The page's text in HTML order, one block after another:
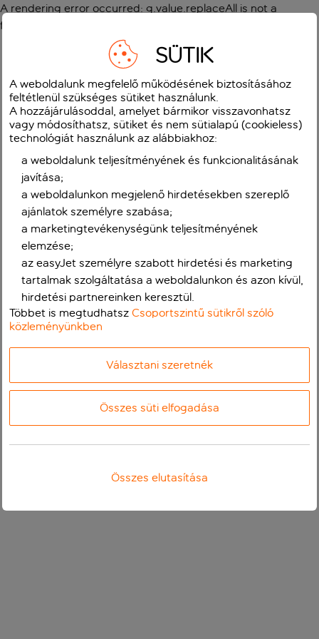
A rendering error occurred: g.value.replaceAll is not a
function
SÜTIK
A weboldalunk megfelelő működésének biztosításához
feltétlenül szükséges sütiket használunk.
A hozzájárulásoddal, amelyet bármikor visszavonhatsz
vagy módosíthatsz, sütiket és nem sütialapú (cookieless)
technológiát használunk az alábbiakhoz:
a weboldalunk teljesítményének és funkcionalitásának
javítása;
a weboldalunkon megjelenő hirdetésekben szereplő
ajánlatok személyre szabása;
a marketingtevékenységünk teljesítményének
elemzése;
az easyJet személyre szabott hirdetési és marketing
tartalmak szolgáltatása a weboldalunkon és azon kívül,
hirdetési partnereinken keresztül.
Többet is megtudhatszCsoportszintű sütikről szóló
közleményünkben
Választani szeretnék
Összes süti elfogadása
Összes elutasítása